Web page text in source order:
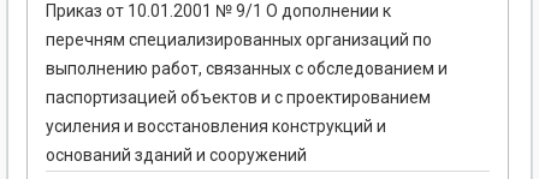
Приказ от 10.01.2001 № 9/1 О дополнении к
перечням специализированных организаций по
выполнению работ, связанных с обследованием и
паспортизацией объектов и с проектированием
усиления и восстановления конструкций и
оснований зданий и сооружений